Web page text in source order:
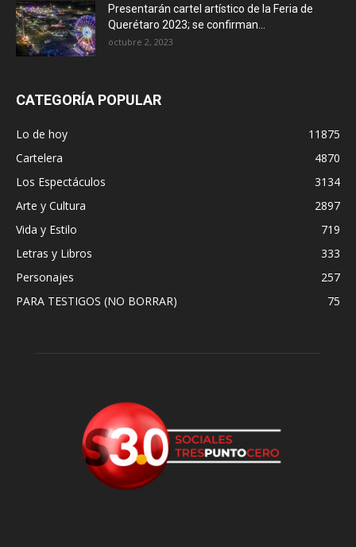
Presentarán cartel artístico de la Feria de
Querétaro 2023; se confirman...
octubre 2, 2023
CATEGORÍA POPULAR
Lo de hoy
11875
Cartelera
4870
Los Espectáculos
3134
Arte y Cultura
2897
Vida y Estilo
719
Letras y Libros
333
Personajes
257
PARA TESTIGOS (NO BORRAR)
75